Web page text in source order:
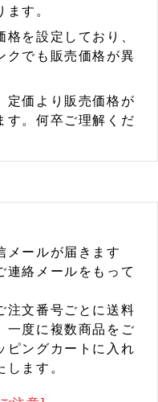
す。
格を設定しており、
クでも販売価格が異
定価より販売価格が
す。何卒ご理解くだ
メールが届きます
連絡メールをもって
注文番号ごとに送料
一度に複数商品をご
ピングカートに入れ
ます。